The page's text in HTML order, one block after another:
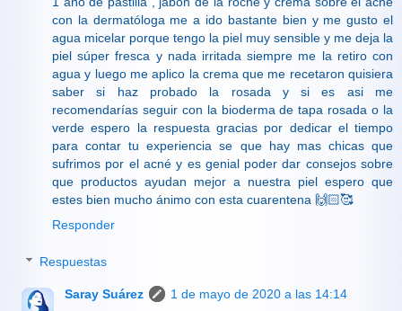
con la dermatóloga me a ido bastante bien y me gusto el
agua micelar porque tengo la piel muy sensible y me deja la
piel súper fresca y nada irritada siempre me la retiro con
agua y luego me aplico la crema que me recetaron quisiera
saber si haz probado la rosada y si es asi me
recomendarías seguir con la bioderma de tapa rosada o la
verde espero la respuesta gracias por dedicar el tiempo
para contar tu experiencia se que hay mas chicas que
sufrimos por el acné y es genial poder dar consejos sobre
que productos ayudan mejor a nuestra piel espero que
estes bien mucho ánimo con esta cuarentena 🙌🏻🥰
Responder
Respuestas
Saray Suárez
1 de mayo de 2020 a las 14:14